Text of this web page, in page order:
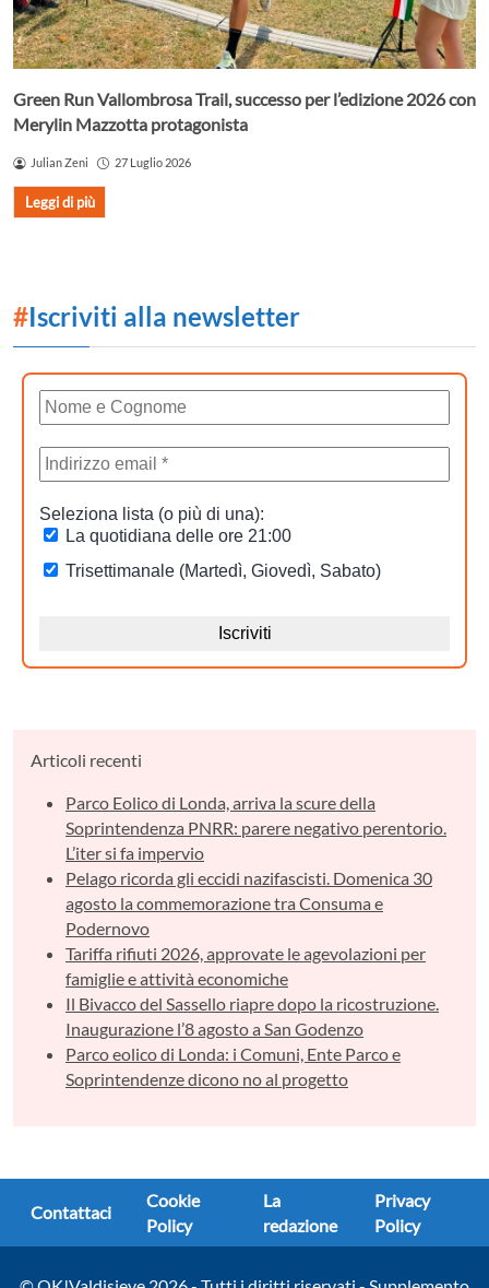
Green Run Vallombrosa Trail, successo per l’edizione 2026 con
Merylin Mazzotta protagonista
Julian Zeni 27 Luglio 2026
Leggi di più
#Iscriviti alla newsletter
Articoli recenti
Parco Eolico di Londa, arriva la scure della
Soprintendenza PNRR: parere negativo perentorio.
L’iter si fa impervio
Pelago ricorda gli eccidi nazifascisti. Domenica 30
agosto la commemorazione tra Consuma e
Podernovo
Tariffa rifiuti 2026, approvate le agevolazioni per
famiglie e attività economiche
Il Bivacco del Sassello riapre dopo la ricostruzione.
Inaugurazione l’8 agosto a San Godenzo
Parco eolico di Londa: i Comuni, Ente Parco e
Soprintendenze dicono no al progetto
Contattaci
Cookie
Policy
La
redazione
Privacy
Policy